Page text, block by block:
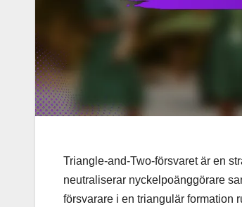
Triangle-and-Two-försvaret är en
neutraliserar nyckelpoänggörare
försvarare i en triangulär formation